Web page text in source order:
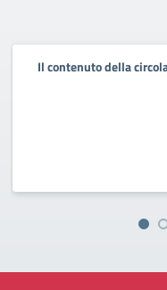
Il contenuto della